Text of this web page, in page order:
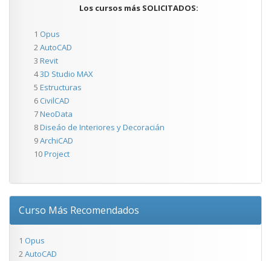
Los cursos más SOLICITADOS:
1 Opus
2AutoCAD
3 Revit
43D Studio MAX
5 Estructuras
6 CivilCAD
7NeoData
8Diseáo de Interiores y Decoracián
9ArchiCAD
10Project
Curso Más Recomendados
1 Opus
2AutoCAD